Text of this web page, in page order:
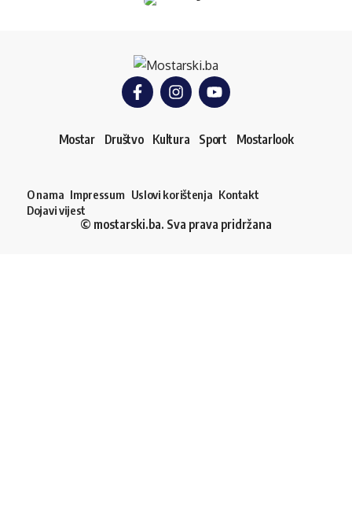
Mostar Društvo Kultura Sport Mostarlook
O nama Impressum Uslovi korištenja Kontakt
Dojavi vijest
© mostarski.ba. Sva prava pridržana